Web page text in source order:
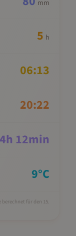
mm
5 h
06:13
20:22
h 12min
9°C
für den 15.